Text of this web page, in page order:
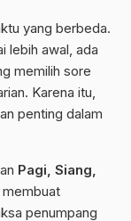
yang berbeda.
lebih awal, ada
memilih sore
Karena itu,
penting dalam
Pagi, Siang,
penumpang